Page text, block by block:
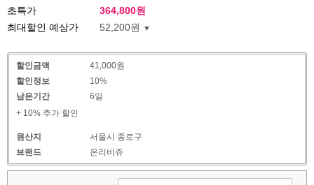
초특가
364,800원
최대할인 예상가
52,200원
할인금액
41,000원
할인정보
10%
남은기간
6일
+ 10% 추가 할인
원산지
서울시 종로구
브랜드
온리비쥬